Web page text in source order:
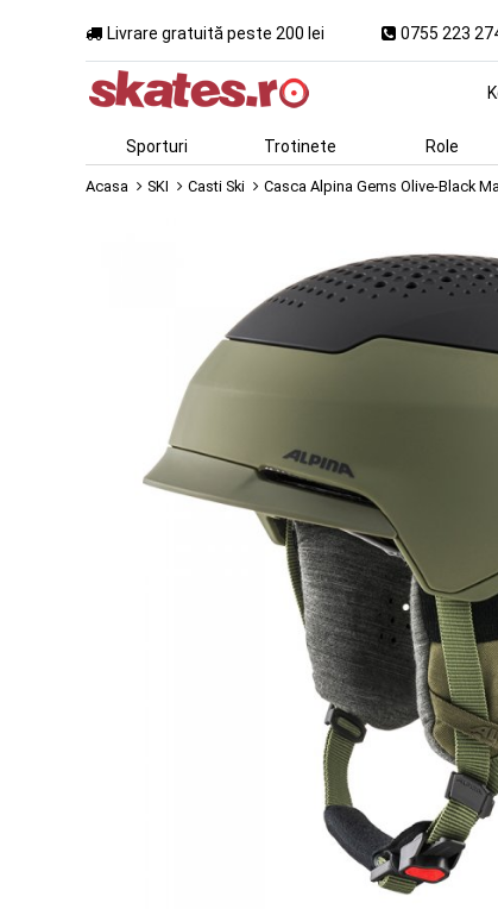
Livrare gratuită peste 200 lei 0755 223
Sporturi Trotinete Role
Acasa SKI Casti Ski Casca Alpina Gems Olive-Black